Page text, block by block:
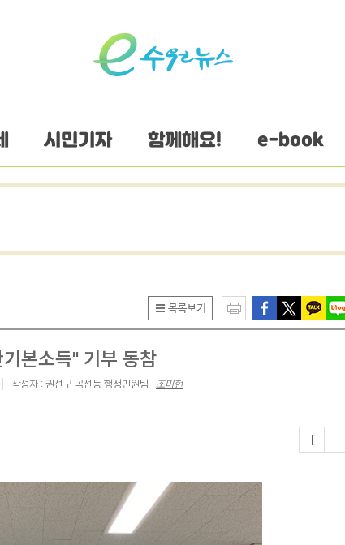
시민기자 함께해요! e-book
본소득" 기부 동참
작성자 : 권선구 곡선동 행정민원팀 조미현